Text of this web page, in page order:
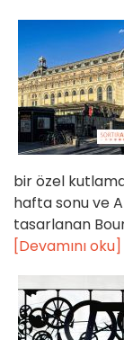
bir özel
hafta sonu ve
tasarlanan
[Devamını oku]